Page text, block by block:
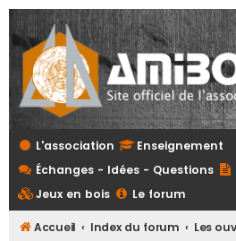
L'association
Enseignement
Échanges - Idées - Questions
Jeux en bois
Le forum
Accueil Index du forum